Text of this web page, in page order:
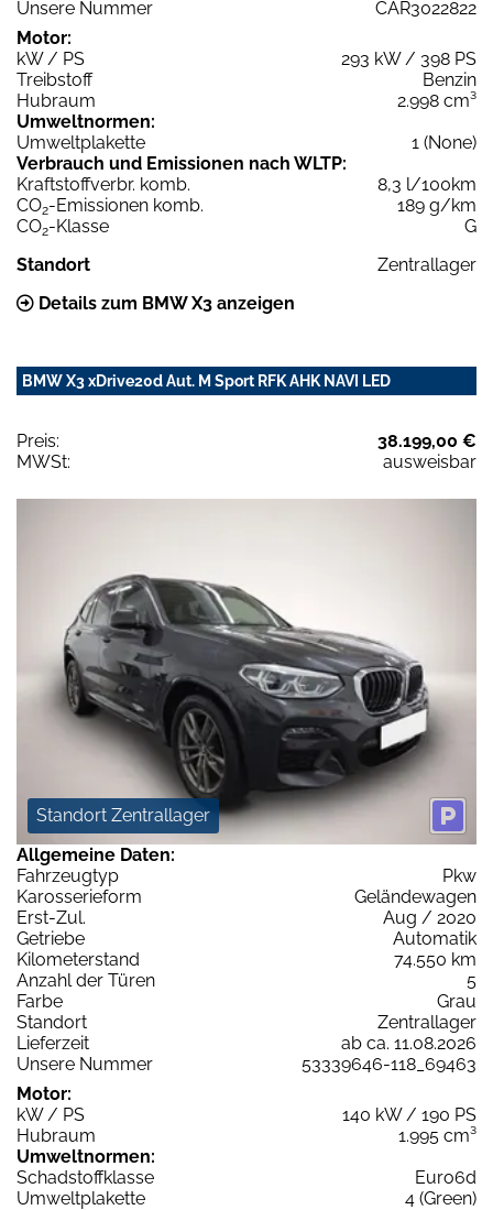
Unsere Nummer
CAR3022822
Motor:
kW / PS
293 kW / 398 PS
Treibstoff
Benzin
Hubraum
2.998 cm³
Umweltnormen:
Umweltplakette
1 (None)
Verbrauch und Emissionen nach WLTP:
Kraftstoffverbr. komb.
8,3 l/100km
CO2-Emissionen komb.
189 g/km
CO2-Klasse
G
Standort
Zentrallager
Details zum BMW X3 anzeigen
BMW X3 xDrive20d Aut. M Sport RFK AHK NAVI LED
Preis:
38.199,00 €
MWSt:
ausweisbar
Standort Zentrallager
Allgemeine Daten:
Fahrzeugtyp
Pkw
Karosserieform
Geländewagen
Erst-Zul.
Aug / 2020
Getriebe
Automatik
Kilometerstand
74.550 km
Anzahl der Türen
5
Farbe
Grau
Standort
Zentrallager
Lieferzeit
ab ca. 11.08.2026
Unsere Nummer
53339646-118_69463
Motor:
kW / PS
140 kW / 190 PS
Hubraum
1.995 cm³
Umweltnormen:
Schadstoffklasse
Euro6d
Umweltplakette
4 (Green)